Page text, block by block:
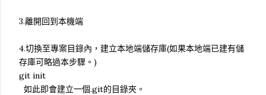
3.離開回到本機端
4.切換至專案目錄內，建立本地端儲存庫(如果本地端已建有儲
存庫可略過本步驟。)
git init
如此即會建立一個.git的目錄夾。